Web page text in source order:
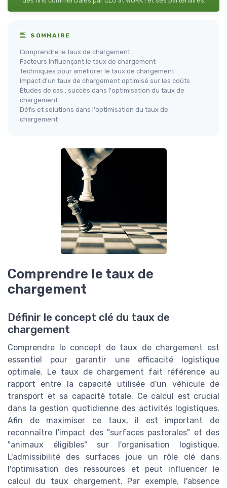
SOMMAIRE
Comprendre le taux de chargement
Facteurs influençant le taux de chargement
Techniques pour améliorer le taux de chargement
Impact d'un taux de chargement optimisé sur les coûts
Études de cas : succès dans l'optimisation du taux de
chargement
Défis et solutions dans l'optimisation du taux de
chargement
Comprendre le taux de
chargement
Définir le concept clé du taux de
chargement
Comprendre le concept de taux de chargement est
essentiel pour garantir une efficacité logistique
optimale. Le taux de chargement fait référence au
rapport entre la capacité utilisée d'un véhicule de
transport et sa capacité totale. Ce calcul est crucial
dans la gestion quotidienne des activités logistiques.
Afin de maximiser ce taux, il est important de
reconnaître l'impact des "surfaces pastorales" et des
"animaux éligibles" sur l'organisation logistique.
L'admissibilité des surfaces joue un rôle clé dans
l'optimisation des ressources et peut influencer le
calcul du taux chargement. Par exemple, l'absence